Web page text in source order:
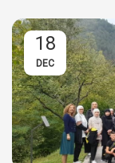
18
DEC